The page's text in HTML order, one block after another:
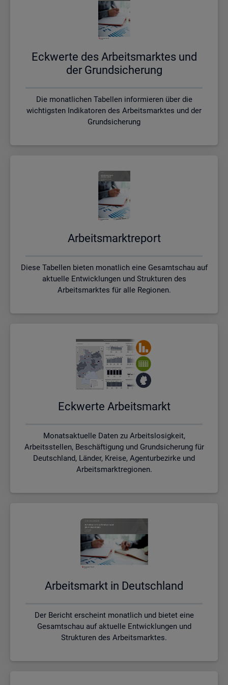
Eck­wer­te des Ar­beits­mark­tes und
der Grund­si­che­rung
Die monatlichen Tabellen informieren über die
wichtigsten Indikatoren des Arbeitsmarktes und der
Grundsicherung
Ar­beits­markt­re­port
Diese Tabellen bieten monatlich eine Gesamtschau auf
aktuelle Entwicklungen und Strukturen des
Arbeitsmarktes für alle Regionen.
Eck­wer­te Ar­beits­markt
Monatsaktuelle Daten zu Arbeitslosigkeit,
Arbeitsstellen, Beschäftigung und Grundsicherung für
Deutschland, Länder, Kreise, Agenturbezirke und
Arbeitsmarktregionen.
Ar­beits­markt in Deutsch­land
Der Bericht erscheint monatlich und bietet eine
Gesamtschau auf aktuelle Entwicklungen und
Strukturen des Arbeitsmarktes.